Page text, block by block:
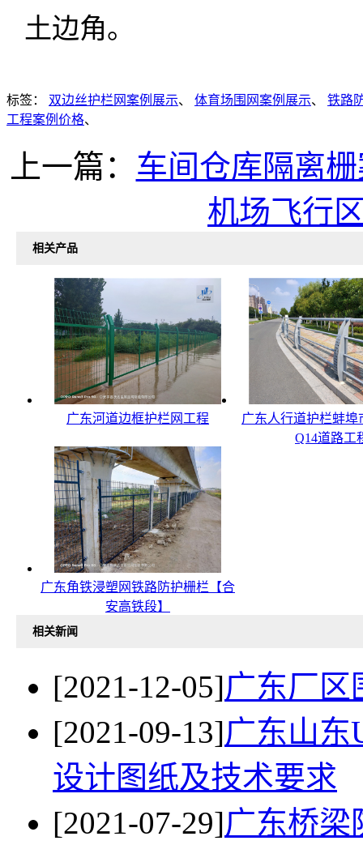
土边角。
标签： 双边丝护栏网案例展示、 体育场围网案例展示、 铁路
工程案例价格、
上一篇： 车间仓库隔离
机场飞行
相关产品
广东河道边框护栏网工程
广东人行道护栏蚌埠
Q14道路工
广东角铁浸塑网铁路防护栅栏【合
安高铁段】
相关新闻
[2021-12-05]广东厂区
[2021-09-13]广东山东
设计图纸及技术要求
[2021-07-29]广东桥梁